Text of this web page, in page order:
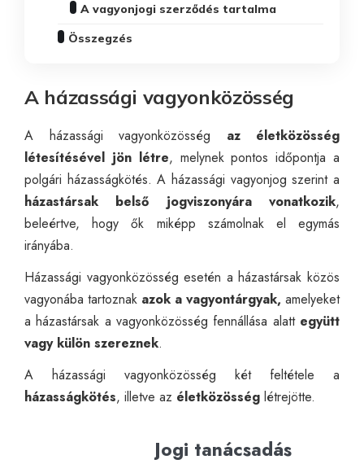
A vagyonjogi szerződés tartalma
Összegzés
A házassági vagyonközösség
A házassági vagyonközösség az életközösség
létesítésével jön létre, melynek pontos időpontja a
polgári házasságkötés. A házassági vagyonjog szerint a
házastársak belső jogviszonyára vonatkozik,
beleértve, hogy ők miképp számolnak el egymás
irányába.
Házassági vagyonközösség esetén a házastársak közös
vagyonába tartoznak azok a vagyontárgyak, amelyeket
a házastársak a vagyonközösség fennállása alattegyütt
vagy külön szereznek.
A házassági vagyonközösség két feltétele a
házasságkötés, illetve az életközösség létrejötte.
Jogi tanácsadás